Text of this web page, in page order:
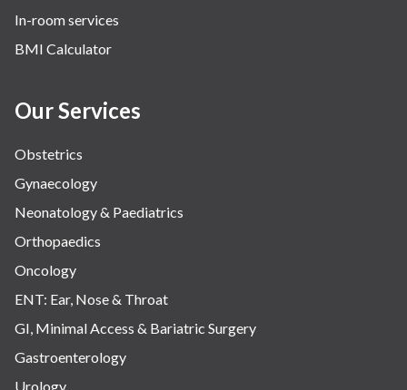
In-room services
BMI Calculator
Our Services
Obstetrics
Gynaecology
Neonatology & Paediatrics
Orthopaedics
Oncology
ENT: Ear, Nose & Throat
GI, Minimal Access & Bariatric Surgery
Gastroenterology
Urology